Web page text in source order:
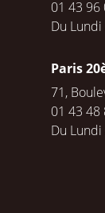
01 43 96
Du
Paris
71,
01 43 48
Du